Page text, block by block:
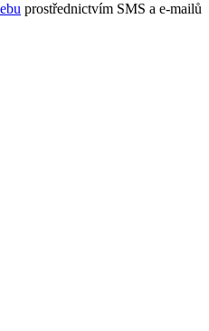
prostřednictvím SMS a e-mailů